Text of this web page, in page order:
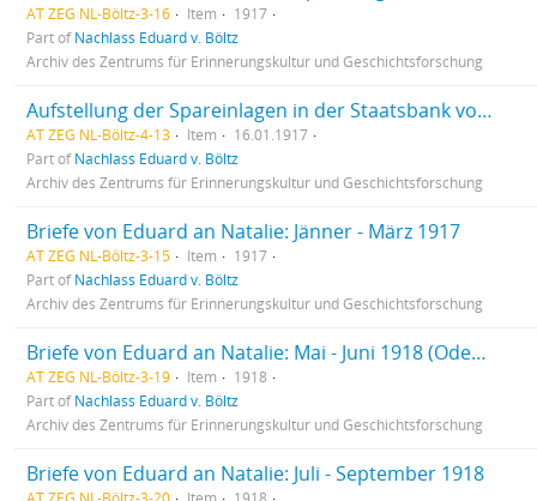
AT ZEG NL-Böltz-3-16 Item
1917
Part ofNachlass Eduard v. Böltz
Archiv des Zentrums für Erinnerungskultur und Geschichtsforschung
Aufstellung der Spareinlagen in der Staatsbank von Natalie E. Böltz
AT ZEG NL-Böltz-4-13 Item
16.01.1917
Part ofNachlass Eduard v. Böltz
Archiv des Zentrums für Erinnerungskultur und Geschichtsforschung
Briefe von Eduard an Natalie: Jänner - März 1917
AT ZEG NL-Böltz-3-15 Item
1917
Part ofNachlass Eduard v. Böltz
Archiv des Zentrums für Erinnerungskultur und Geschichtsforschung
Briefe von Eduard an Natalie: Mai - Juni 1918 (Odessa)
AT ZEG NL-Böltz-3-19 Item
1918
Part ofNachlass Eduard v. Böltz
Archiv des Zentrums für Erinnerungskultur und Geschichtsforschung
Briefe von Eduard an Natalie: Juli - September 1918